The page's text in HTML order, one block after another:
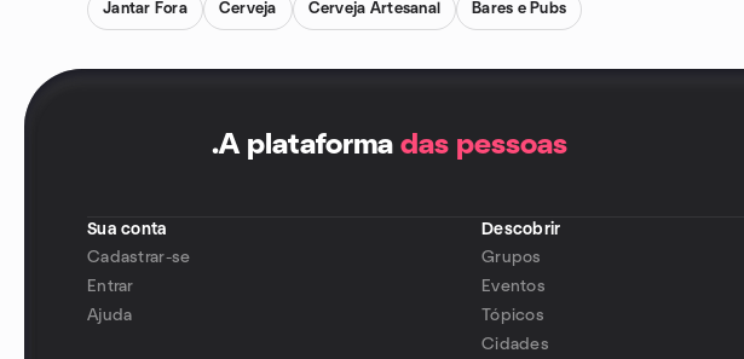
Jantar Fora Cerveja Cerveja Artesanal Bares e Pubs
.A plataforma das pessoas
Sua conta
Cadastrar-se
Entrar
Ajuda
Descobrir
Grupos
Eventos
Tópicos
Cidades